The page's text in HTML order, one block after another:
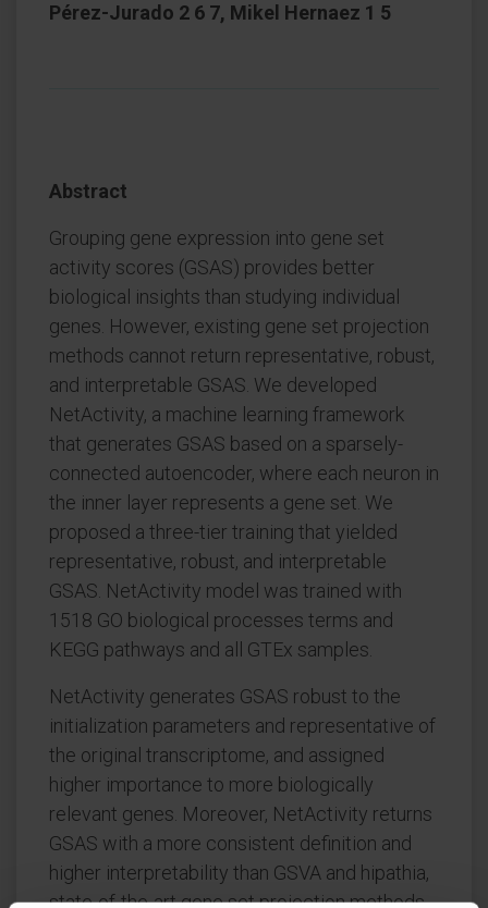
Pérez-Jurado 2 6 7, Mikel Hernaez 1 5
Abstract
Grouping gene expression into gene set
activity scores (GSAS) provides better
biological insights than studying individual
genes. However, existing gene set projection
methods cannot return representative, robust,
and interpretable GSAS. We developed
NetActivity, a machine learning framework
that generates GSAS based on a sparsely-
connected autoencoder, where each neuron in
the inner layer represents a gene set. We
proposed a three-tier training that yielded
representative, robust, and interpretable
GSAS. NetActivity model was trained with
1518 GO biological processes terms and
KEGG pathways and all GTEx samples.
NetActivity generates GSAS robust to the
initialization parameters and representative of
the original transcriptome, and assigned
higher importance to more biologically
relevant genes. Moreover, NetActivity returns
GSAS with a more consistent definition and
higher interpretability than GSVA and hipathia,
state-of-the-art gene set projection methods.